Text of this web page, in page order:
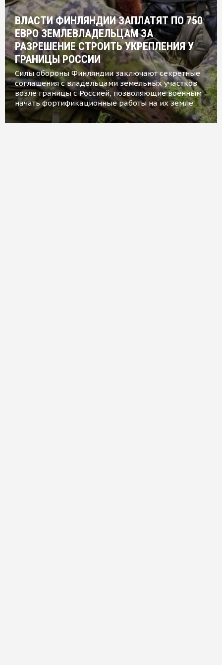
ВЛАСТИ ФИНЛЯНДИИ ЗАПЛАТЯТ ПО 750
ЕВРО ЗЕМЛЕВЛАДЕЛЬЦАМ ЗА
РАЗРЕШЕНИЕ СТРОИТЬ УКРЕПЛЕНИЯ У
ГРАНИЦЫ РОССИИ
Силы обороны Финляндии заключают секретные
соглашения с владельцами земельных участков
возле границы с Россией, позволяющие военным
начать фортификационные работы на их земле